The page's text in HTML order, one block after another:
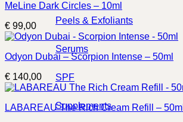
Peels & Exfoliants
Serums
SPF
Supplements
MeLine Dark Circles – 10ml
€ 99,00
Odyon Dubai – Scorpion Intense – 50ml
€ 140,00
LABAREAU The Rich Cream Refill – 50ml